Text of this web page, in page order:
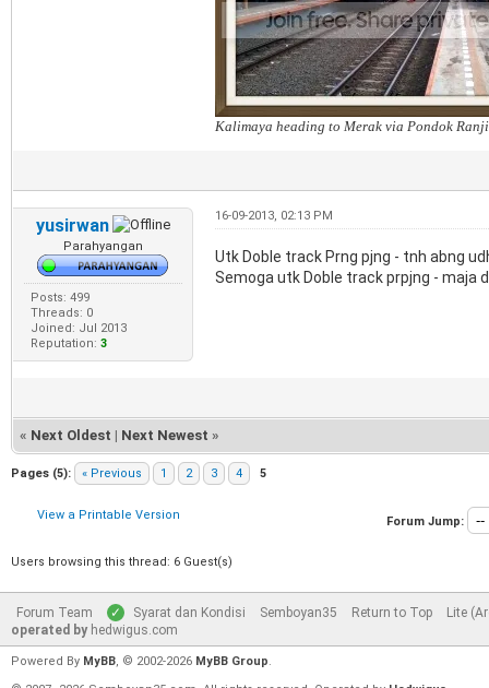
Kalimaya heading to Merak via Pondok
yusirwan
Parahyangan
Posts: 499
Threads: 0
Joined: Jul 2013
Reputation: 3
16-09-2013, 02:13 PM
Utk Doble track Prng pjng - tnh abng
Semoga utk Doble track prpjng - maja
« Next Oldest | Next Newest »
Pages (5): « Previous 1 2 3 4 5
View a Printable Version Forum Jump:
Users browsing this thread: 6 Guest(s)
Forum Team Syarat dan Kondisi Semboyan35 Return to Top
Lite
operated by hedwigus.com
Powered By MyBB, © 2002-2026 MyBB Group.